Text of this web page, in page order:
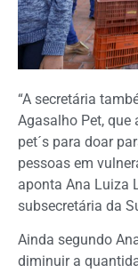
“A secretária
Agasalho Pet, que
pet´s para doar
pessoas em
aponta Ana Luiza
subsecretária da
Ainda segundo
diminuir a